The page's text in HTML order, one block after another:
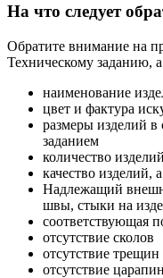
На что следует
Обратите внимание на
Техническому заданию,
наименование
цвет и фактура
размеры изделий в
заданием
количество изделий
качество изделий,
Надлежащий
швы, стыки на
соответствующая
отсутствие сколов
отсутствие трещин
отсутствие царапин